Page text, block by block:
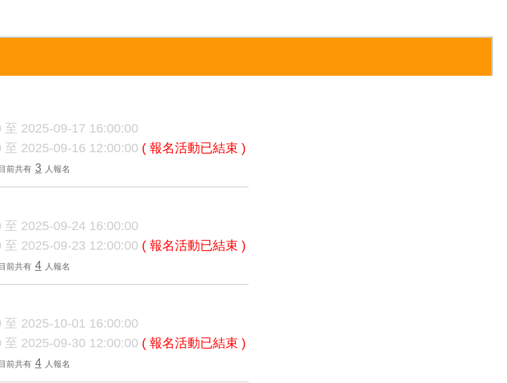
2025-09-17 16:00:00
2025-09-16 12:00:00 ( 報名活動已結束 )
前共有 3 人報名
2025-09-24 16:00:00
2025-09-23 12:00:00 ( 報名活動已結束 )
前共有 4 人報名
2025-10-01 16:00:00
2025-09-30 12:00:00 ( 報名活動已結束 )
前共有 4 人報名